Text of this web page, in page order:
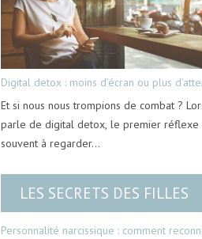
Digital detox : moins d’écran ou plus
Et si nous nous trompions de combat ?
parle de digital detox, le premier réflexe
souvent à regarder…
LES SECRETS DES FILLES
Personnalité narcissique : comment